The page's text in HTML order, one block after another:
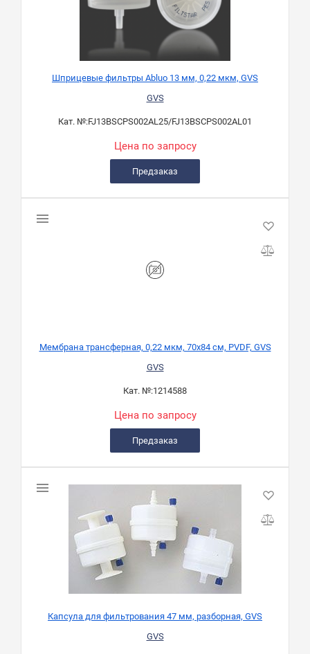
Шприцевые фильтры Abluo 13 мм, 0,22 мкм, GVS
GVS
Кат. №:FJ13BSCPS002AL25/FJ13BSCPS002AL01
Цена по запросу
Предзаказ
Мембрана трансферная, 0,22 мкм, 70x84 см, PVDF, GVS
GVS
Кат. №:1214588
Цена по запросу
Предзаказ
Капсула для фильтрования 47 мм, разборная, GVS
GVS